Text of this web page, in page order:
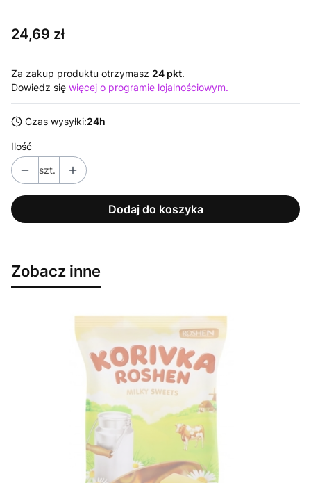
Cena
24,69 zł
Za zakup produktu otrzymasz 24 pkt.
Dowiedz się więcej o programie lojalnościowym.
Czas wysyłki:24h
Ilość
szt.
Dodaj do koszyka
Zobacz inne